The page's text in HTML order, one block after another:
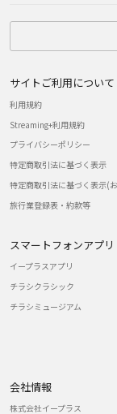
サイトご利用について
利用規約
Streaming+利用規約
プライバシーポリシー
特定商取引法に基づく表示
特定商取引法に基づく表示(
旅行業登録表・約款等
スマートフォンアプリ
イープラスアプリ
チラシクラシック
チラシミュージアム
会社情報
株式会社イープラス